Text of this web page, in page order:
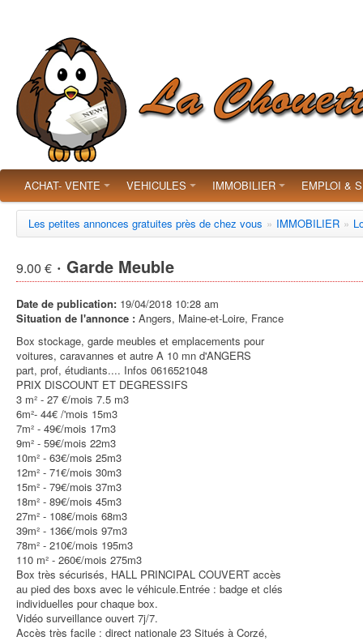
ACHAT- VENTE VEHICULES IMMOBILIER EMPLOI &
Les petites annonces gratuites près de chez vous » IMMOBILIER »
9.00 € · Garde Meuble
Date de publication: 19/04/2018 10:28 am
Situation de l'annonce : Angers, Maine-et-Loire, France
Box stockage, garde meubles et emplacements pour
voitures, caravannes et autre A 10 mn d'ANGERS
part, prof, étudiants.... Infos 0616521048
PRIX DISCOUNT ET DEGRESSIFS
3 m² - 27 €/mois 7.5 m3
6m²- 44€ /'mois 15m3
7m² - 49€/mois 17m3
9m² - 59€/mois 22m3
10m² - 63€/mois 25m3
12m² - 71€/mois 30m3
15m² - 79€/mois 37m3
18m² - 89€/mois 45m3
27m² - 108€/mois 68m3
39m² - 136€/mois 97m3
78m² - 210€/mois 195m3
110 m² - 260€/mois 275m3
Box très sécurisés, HALL PRINCIPAL COUVERT accès
au pied des boxs avec le véhicule.Entrée : badge et clés
individuelles pour chaque box.
Vidéo surveillance ouvert 7j/7.
Accès très facile : direct nationale 23 Situés à Corzé,